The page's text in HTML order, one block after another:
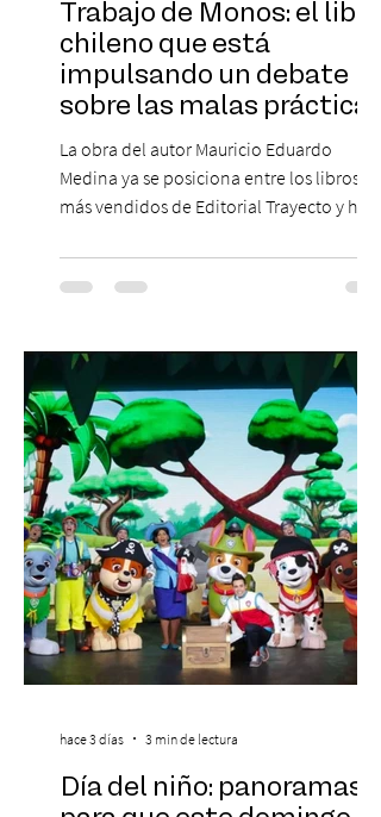
Trabajo de Monos: el libro
chileno que está
impulsando un debate
sobre las malas prácticas
laborales y el futuro del
trabajo
La obra del autor Mauricio Eduardo
Medina ya se posiciona entre los libros
más vendidos de Editorial Trayecto y ha
para mejorar los procesos de selección
laboral en Chile. En un contexto donde el
experiencias laborales forman parte de la
realidad de miles de trabajadores, Trabajo
de Monos – Reflexiones de la Selva
Corporativa, del autor Mauricio Eduardo
Medina, ha trascendido el ámbito editorial
Día del niño: panoramas
hace 3 días 3 min de lectura